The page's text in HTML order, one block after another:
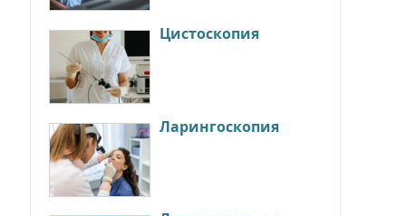
Цистоскопия
Ларингоскопия